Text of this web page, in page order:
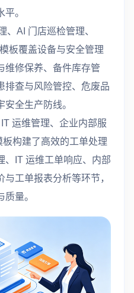
。
、AI 门店巡检管理、
板覆盖设备与安全管理
维修保养、备件库存管
排查与风险管控、危废品
全生产防线。
运维管理、企业内部服
构建了高效的工单处理
、IT 运维工单响应、内部
工单报表分析等环节，
量。